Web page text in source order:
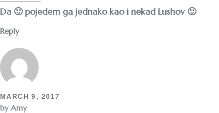
Da 🙂 pojedem ga jednako kao i nekad Lushov 🙂
Reply
MARCH 9, 2017
by Amy